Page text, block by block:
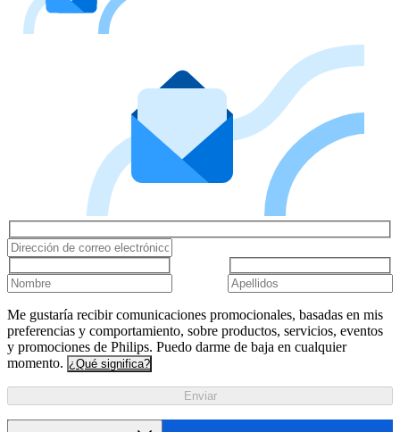
Me gustaría recibir comunicaciones promocionales, basadas en mis
preferencias y comportamiento, sobre productos, servicios, eventos
y promociones de Philips. Puedo darme de baja en cualquier
momento. ¿Qué significa?
Enviar